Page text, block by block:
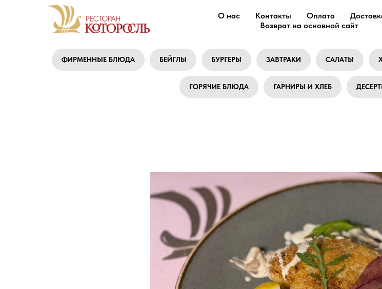
О нас Контакты Оплата
Возврат на основной сайт
ФИРМЕННЫЕ БЛЮДА БЕЙГЛЫ БУРГЕРЫ ЗАВТРАКИ САЛАТЫ
ГОРЯЧИЕ БЛЮДА ГАРНИРЫ И ХЛЕБ